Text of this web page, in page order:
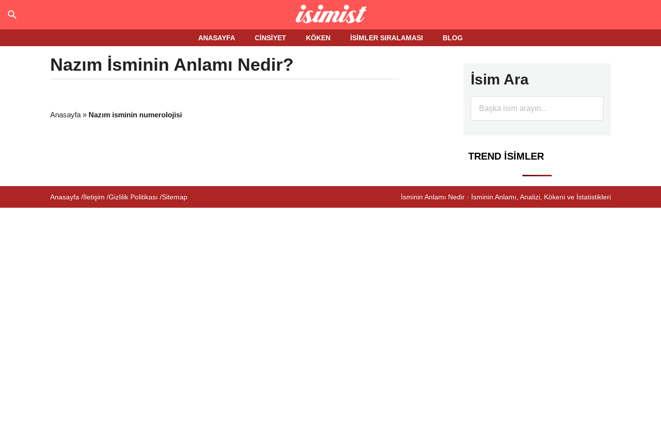
ANASAYFA CINSIYET KÖKEN İSIMLER SIRALAMASI BLOG
Nazım İsminin Anlamı Nedir?
Anasayfa » Nazım isminin numerolojisi
İsim Ara
TREND İSIMLER
Anasayfa İletişim Gizlilik Politikası Sitemap İsminin Anlamı Nedir · İsminin Anlamı, Analizi, Kökeni ve İstatistikleri